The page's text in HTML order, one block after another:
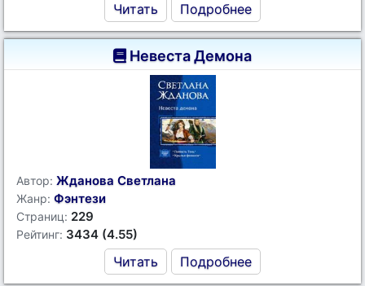
Читать Подробнее
Невеста Демона
Автор: Жданова Светлана
Жанр: Фэнтези
Страниц: 229
Рейтинг: 3434 (4.55)
Читать Подробнее